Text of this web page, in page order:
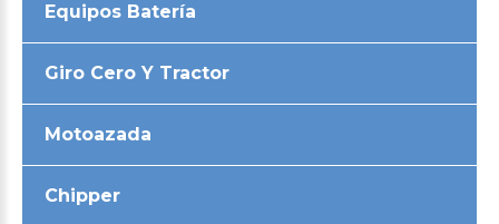
Equipos Batería
Giro Cero Y Tractor
Motoazada
Chipper